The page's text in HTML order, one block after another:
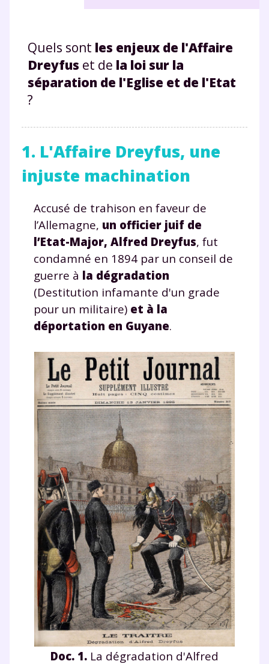
Quels sont les enjeux de l'Affaire
Dreyfus et de la loi sur la
séparation de l'Eglise et de l'Etat
?
1. L'Affaire Dreyfus, une
injuste machination
Accusé de trahison en faveur de
l’Allemagne, un officier juif de
l’Etat-Major, Alfred Dreyfus, fut
condamné en 1894 par un conseil de
guerre à la dégradation
(Destitution infamante d'un grade
pour un militaire) et à la
déportation en Guyane.
Doc. 1. La dégradation d'Alfred